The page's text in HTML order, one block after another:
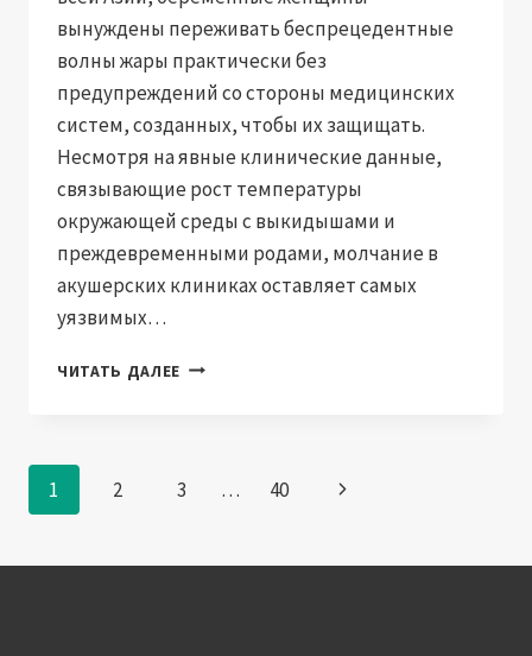
вынуждены переживать беспрецедентные
волны жары практически без
предупреждений со стороны медицинских
систем, созданных, чтобы их защищать.
Несмотря на явные клинические данные,
связывающие рост температуры
окружающей среды с выкидышами и
преждевременными родами, молчание в
акушерских клиниках оставляет самых
уязвимых…
ЧИТАТЬ ДАЛЕЕ БЕРЕМЕННЫМ
—
БЕЗ
Навигация
по
страницам
1 2 3 … 40
След.